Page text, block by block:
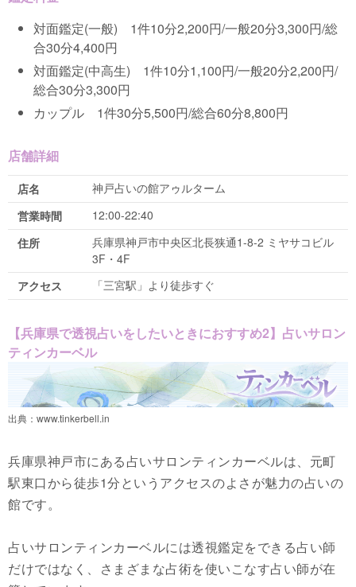
対面鑑定(一般) 1件10分2,200円/一般20分3,300円/総
合30分4,400円
対面鑑定(中高生) 1件10分1,100円/一般20分2,200円/
総合30分3,300円
カップル 1件30分5,500円/総合60分8,800円
店舗詳細
店名
神戸占いの館アゥルターム
営業時間
12:00-22:40
住所
兵庫県神戸市中央区北長狭通1-8-2 ミヤサコビル
3F・4F
アクセス
「三宮駅」より徒歩すぐ
【兵庫県で透視占いをしたいときにおすすめ2】占いサロン
ティンカーベル
出典： www.tinkerbell.in
兵庫県神戸市にある占いサロンティンカーベルは、元町
駅東口から徒歩1分というアクセスのよさが魅力の占いの
館です。
占いサロンティンカーベルには透視鑑定をできる占い師
だけではなく、さまざまな占術を使いこなす占い師が在